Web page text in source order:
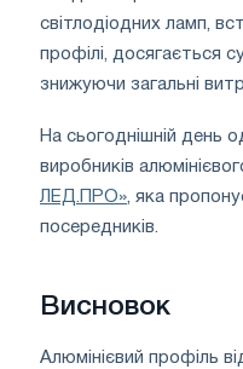
світлодіодних ламп,
профілі, досягається
знижуючи загальні
На сьогоднішній день
виробників
ЛЕД.ПРО», яка
посередників.
Висновок
Алюмінієвий профіль